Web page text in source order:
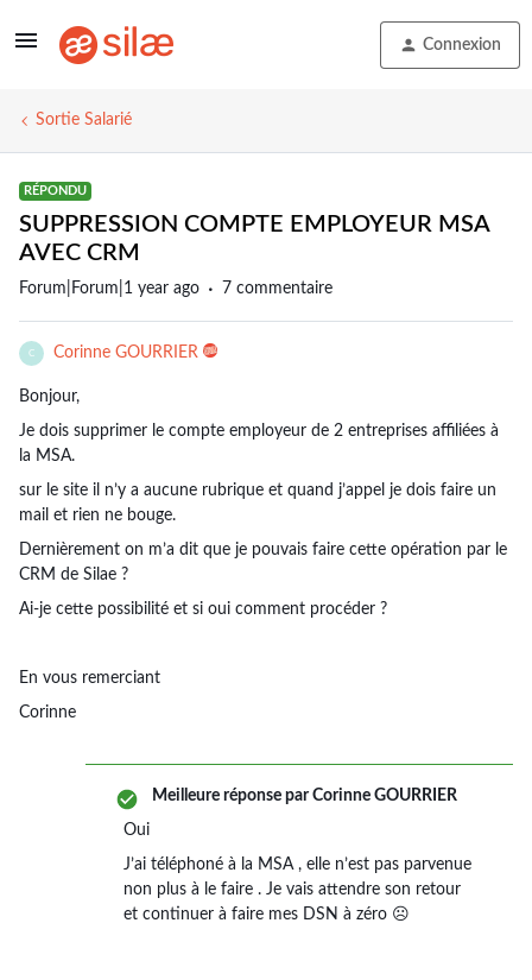
Connexion
Sortie Salarié
RÉPONDU
SUPPRESSION COMPTE EMPLOYEUR MSA
AVEC CRM
Forum|Forum|1 year ago 7 commentaire
C Corinne GOURRIER
Bonjour,
Je dois supprimer le compte employeur de 2 entreprises affiliées à
la MSA.
sur le site il n’y a aucune rubrique et quand j’appel je dois faire un
mail et rien ne bouge.
Dernièrement on m’a dit que je pouvais faire cette opération par le
CRM de Silae ?
Ai-je cette possibilité et si oui comment procéder ?
En vous remerciant
Corinne
Meilleure réponse parCorinne GOURRIER
Oui
J’ai téléphoné à la MSA , elle n’est pas parvenue
non plus à le faire . Je vais attendre son retour
et continuer à faire mes DSN à zéro ☹️